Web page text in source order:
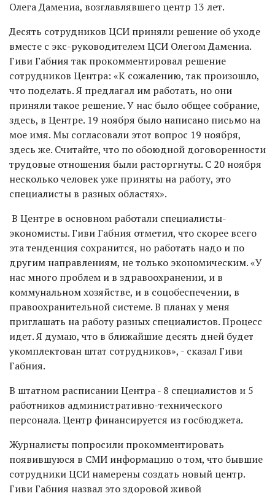
Олега Дамениа, возглавлявшего центр 13 лет.
Десять сотрудников ЦСИ приняли решение об уходе
вместе с экс-руководителем ЦСИ Олегом Дамениа.
Гиви Габния так прокомментировал решение
сотрудников Центра: «К сожалению, так произошло,
что поделать. Я предлагал им работать, но они
приняли такое решение. У нас было общее собрание,
здесь, в Центре. 19 ноября было написано письмо на
мое имя. Мы согласовали этот вопрос 19 ноября,
здесь же. Считайте, что по обоюдной договоренности
трудовые отношения были расторгнуты. С 20 ноября
несколько человек уже приняты на работу, это
специалисты в разных областях».
В Центре в основном работали специалисты-
экономисты. Гиви Габния отметил, что скорее всего
эта тенденция сохранится, но работать надо и по
другим направлениям, не только экономическим. «У
нас много проблем и в здравоохранении, и в
коммунальном хозяйстве, и в соцобеспечении, в
правоохранительной системе. В планах у меня
приглашать на работу разных специалистов. Процесс
идет. Я думаю, что в ближайшие десять дней будет
укомплектован штат сотрудников», - сказал Гиви
Габния.
В штатном расписании Центра - 8 специалистов и 5
работников административно-технического
персонала. Центр финансируется из госбюджета.
Журналисты попросили прокомментировать
появившуюся в СМИ информацию о том, что бывшие
сотрудники ЦСИ намерены создать новый центр.
Гиви Габния назвал это здоровой живой